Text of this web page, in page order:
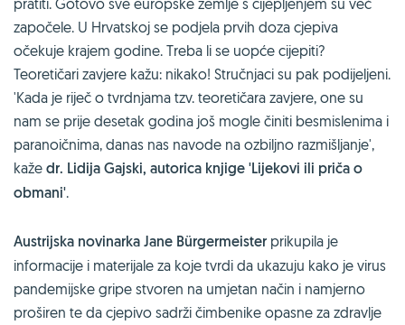
započele. U Hrvatskoj se podjela prvih doza cjepiva
očekuje krajem godine. Treba li se uopće cijepiti?
Teoretičari zavjere kažu: nikako! Stručnjaci su pak podijeljeni.
'Kada je riječ o tvrdnjama tzv. teoretičara zavjere, one su
nam se prije desetak godina još mogle činiti besmislenima i
paranoičnima, danas nas navode na ozbiljno razmišljanje',
kaže dr. Lidija Gajski, autorica knjige 'Lijekovi ili priča o
obmani'.
Austrijska novinarka Jane Bürgermeister prikupila je
informacije i materijale za koje tvrdi da ukazuju kako je virus
pandemijske gripe stvoren na umjetan način i namjerno
proširen te da cjepivo sadrži čimbenike opasne za zdravlje